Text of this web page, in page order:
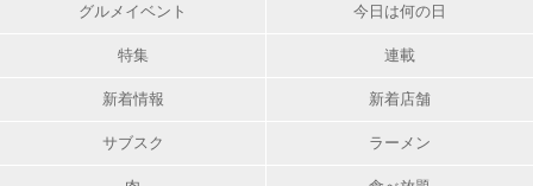
グルメイベント 今日は何の日
特集 連載
新着情報 新着店舗
サブスク ラーメン